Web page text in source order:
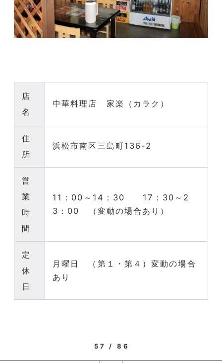
店
名
中華料理店 家楽（カラク）
住
所
浜松市南区三島町136-2
営
業
時
間
11：00～14：30 17：30～2
3：00 （変動の場合あり）
定
休
日
月曜日 （第１・第４）変動の場合
あり
57 / 86